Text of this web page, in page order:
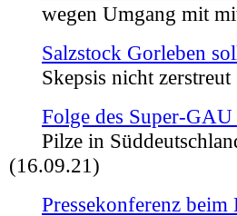
wegen Umgang mit
Salzstock Gorleben
Skepsis nicht zerstreut
Folge des Super-
Pilze in
(16.09.21)
Pressekonferenz